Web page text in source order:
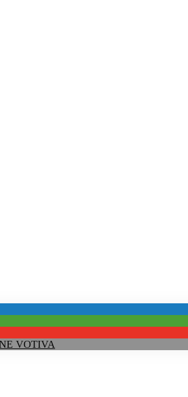
VOTIVA